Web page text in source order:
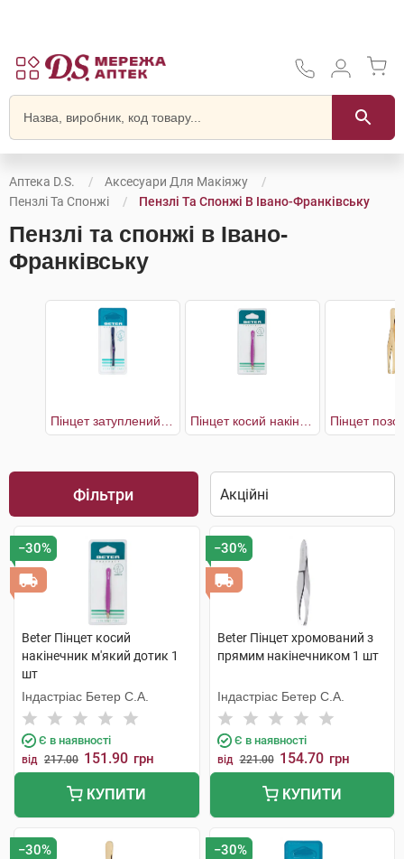
Аптека D.S.
Аксесуари Для Макіяжу
Пензлі Та Спонжі
Пензлі Та Спонжі В Івано-Франківську
Пензлі та спонжі в Івано-
Франківську
Фільтри
−30%
Beter Пінцет косий
накінечник м'який дотик 1
шт
Індастріас Бетер С.А.
Є в наявності
від 217.00 151.90 грн
КУПИТИ
−30%
Beter Пінцет хромований з
прямим накінечником 1 шт
Індастріас Бетер С.А.
Є в наявності
від 221.00 154.70 грн
КУПИТИ
−30% −30%